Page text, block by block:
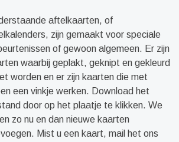
aftelkaarten, of
zijn gemaakt voor speciale
of gewoon algemeen. Er zijn
waarbij geplakt, geknipt en gekleurd
worden en er zijn kaarten die met
een vinkje werken. Download het
door op het plaatje te klikken. We
zo nu en dan nieuwe kaarten
Mist u een kaart, mail het ons